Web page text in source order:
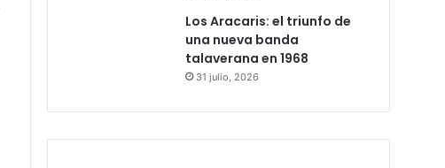
Los Aracaris: el triunfo de
una nueva banda
talaverana en 1968
31 julio, 2026